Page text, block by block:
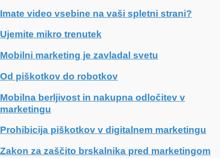
Imate video vsebine na vaši spletni strani?
Ujemite mikro trenutek
Mobilni marketing je zavladal svetu
Od piškotkov do robotkov
Mobilna berljivost in nakupna odločitev v
marketingu
Prohibicija piškotkov v digitalnem marketingu
Zakon za zaščito brskalnika pred marketingom